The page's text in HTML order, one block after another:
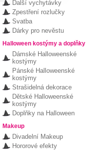
Další vychytávky
Zpestření rozlučky
Svatba
Dárky pro nevěstu
Halloween kostýmy a doplňky
Dámské Halloweenské
kostýmy
Pánské Halloweenské
kostýmy
Strašidelná dekorace
Dětské Halloweenské
kostýmy
Doplňky na Halloween
Makeup
Divadelní Makeup
Hororové efekty